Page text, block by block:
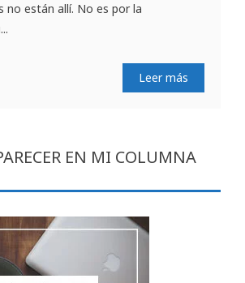
no están allí. No es por la
Leer más
EN MI COLUMNA